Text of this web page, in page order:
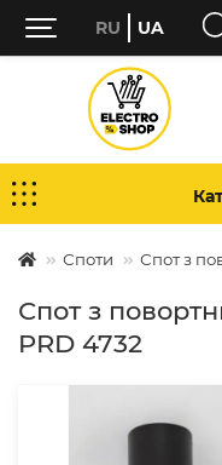
Споти Спот з
Спот з
PRD 4732
RU UA